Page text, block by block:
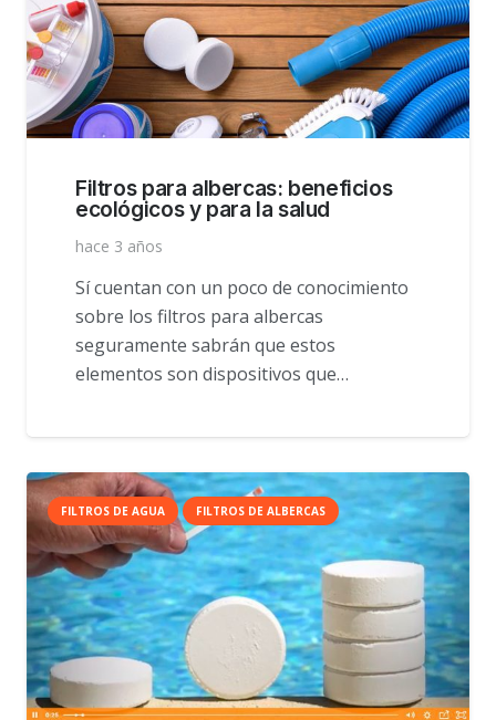
Filtros para albercas: beneficios
ecológicos y para la salud
hace 3 años
Sí cuentan con un poco de conocimiento
sobre los filtros para albercas
seguramente sabrán que estos
elementos son dispositivos que…
FILTROS DE AGUA FILTROS DE ALBERCAS